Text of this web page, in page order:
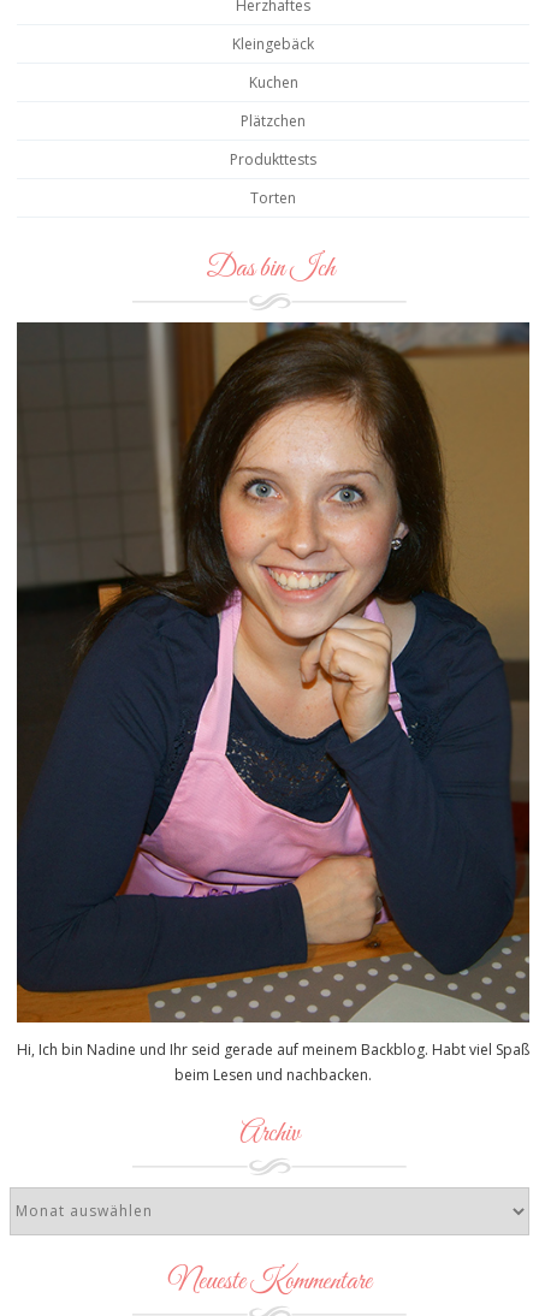
Herzhaftes
Kleingebäck
Kuchen
Plätzchen
Produkttests
Torten
Das bin Ich
Hi, Ich bin Nadine und Ihr seid gerade auf meinem Backblog. Habt viel Spaß
beim Lesen und nachbacken.
Archiv
Neueste Kommentare